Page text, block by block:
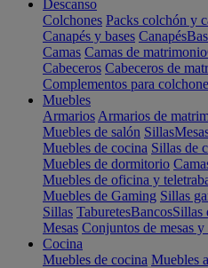
Descanso
Colchones Packs colchón y
Canapés y bases Canapés
Camas Camas de matrimonio
Cabeceros Cabeceros de
Complementos para
Muebles
Armarios Armarios de
Muebles de salón Sillas
Muebles de cocina Sillas de
Muebles de dormitorio
Muebles de oficina y
Muebles de Gaming Sillas
Sillas TaburetesBancosSillas
Mesas Conjuntos de mesas y
Cocina
Muebles de cocina Muebles